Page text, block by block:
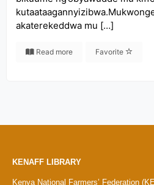
akaterekeddwa mu […]
Read more Favorite
KENAFF LIBRARY
Kenya National Farmers’ Federation